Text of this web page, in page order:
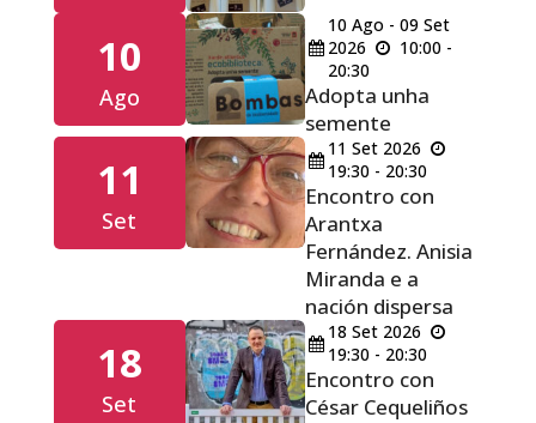
10
Ago
10 Ago - 09 Set
2026
10:00 -
20:30
Adopta unha
semente
11
Set
11 Set 2026
19:30 - 20:30
Encontro con
Arantxa
Fernández. Anisia
Miranda e a
nación dispersa
18
Set
18 Set 2026
19:30 - 20:30
Encontro con
César Cequeliños